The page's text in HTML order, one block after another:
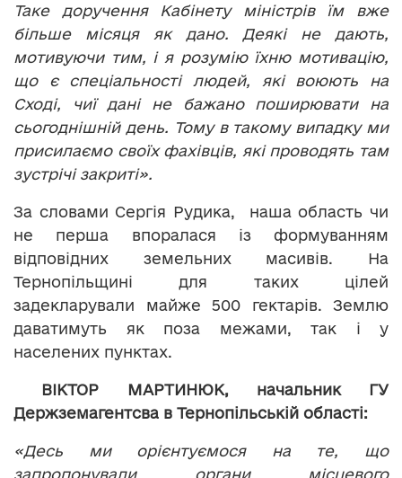
Таке доручення Кабінету міністрів їм вже
більше місяця як дано. Деякі не дають,
мотивуючи тим, і я розумію їхню мотивацію,
що є спеціальності людей, які воюють на
Сході, чиї дані не бажано поширювати на
сьогоднішній день. Тому в такому випадку ми
присилаємо своїх фахівців, які проводять там
зустрічі закриті».
За словами Сергія Рудика, наша область чи
не перша впоралася із формуванням
відповідних земельних масивів. На
Тернопільщині для таких цілей
задекларували майже 500 гектарів. Землю
даватимуть як поза межами, так і у
населених пунктах.
ВІКТОР МАРТИНЮК, начальник ГУ
Держземагентсва в Тернопільській області:
«Десь ми орієнтуємося на те, що
запропонували органи місцевого